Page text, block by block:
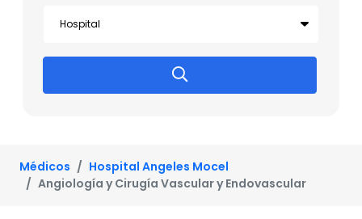
Médicos
Hospital Angeles Mocel
Angiología y Cirugía Vascular y Endovascular